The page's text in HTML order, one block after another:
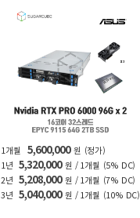
1개월 5,600,000 원
(정가)
1년
5,320,000 원 / 1개월
(5% DC)
2년
5,208,000 원 / 1개월
(7% DC)
3년
5,040,000 원 / 1개월 (10% DC)